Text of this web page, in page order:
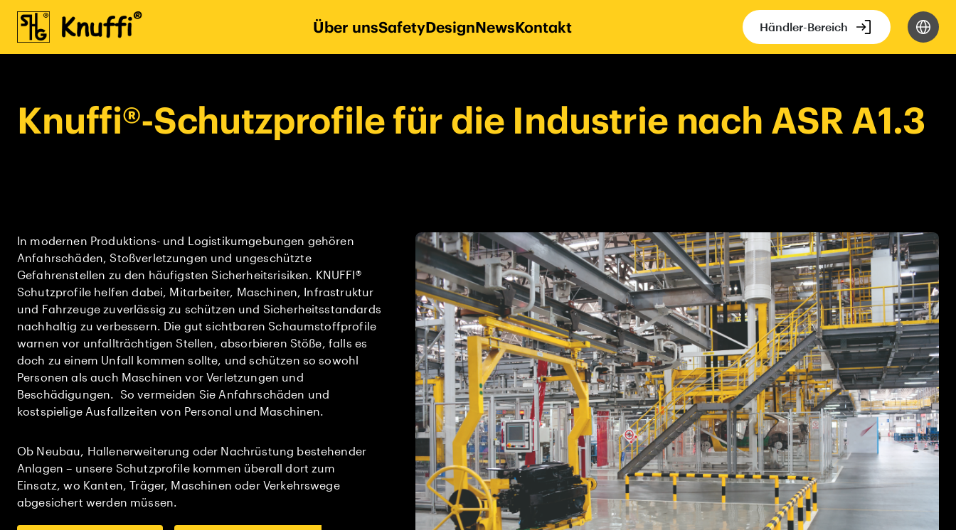
Über unsSafetyDesignNewsKontakt Händler-Bereich
Knuffi®-Schutzprofile für die Industrie nach ASR A1.3
In modernen Produktions- und Logistikumgebungen gehören
Anfahrschäden, Stoßverletzungen und ungeschützte
Gefahrenstellen zu den häufigsten Sicherheitsrisiken. KNUFFI®
Schutzprofile helfen dabei, Mitarbeiter, Maschinen, Infrastruktur
und Fahrzeuge zuverlässig zu schützen und Sicherheitsstandards
nachhaltig zu verbessern. Die gut sichtbaren Schaumstoffprofile
warnen vor unfallträchtigen Stellen, absorbieren Stöße, falls es
doch zu einem Unfall kommen sollte, und schützen so sowohl
Personen als auch Maschinen vor Verletzungen und
Beschädigungen. So vermeiden Sie Anfahrschäden und
kostspielige Ausfallzeiten von Personal und Maschinen.
Ob Neubau, Hallenerweiterung oder Nachrüstung bestehender
Anlagen – unsere Schutzprofile kommen überall dort zum
Einsatz, wo Kanten, Träger, Maschinen oder Verkehrswege
abgesichert werden müssen.